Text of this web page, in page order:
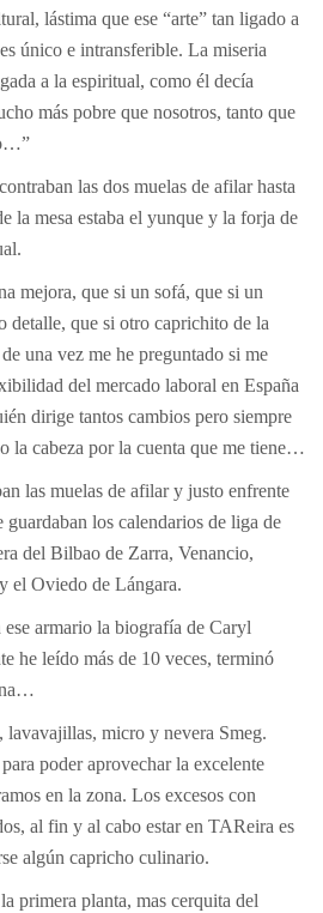
lástima que ese “arte” tan ligado a
único e intransferible. La miseria
a la espiritual, como él decía
más pobre que nosotros, tanto que
las dos muelas de afilar hasta
la mesa estaba el yunque y la forja de
mejora, que si un sofá, que si un
detalle, que si otro caprichito de la
una vez me he preguntado si me
del mercado laboral en España
dirige tantos cambios pero siempre
la cabeza por la cuenta que me tiene…
las muelas de afilar y justo enfrente
guardaban los calendarios de liga de
del Bilbao de Zarra, Venancio,
el Oviedo de Lángara.
ese armario la biografía de Caryl
he leído más de 10 veces, terminó
micro y nevera Smeg.
poder aprovechar la excelente
en la zona. Los excesos con
al fin y al cabo estar en TAReira es
algún capricho culinario.
primera planta, mas cerquita del